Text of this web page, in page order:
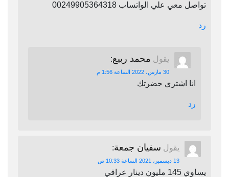
تواصل معي علي الواتساب 00249905364318
رد
يقول محمد ربيع:
30 مارس، 2022 الساعة 1:56 م
انا اشتري حضرتك
رد
يقول سفيان جمعة:
13 ديسمبر، 2021 الساعة 10:33 ص
يساوي 145 مليون دينار عراقي